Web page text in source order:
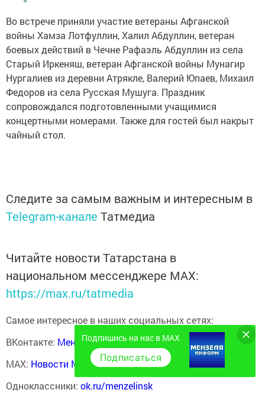
Во встрече приняли участие ветераны Афганской
войны Хамза Лотфуллин, Халил Абдуллин, ветеран
боевых действий в Чечне Рафаэль Абдуллин из села
Старый Иркеняш, ветеран Афганской войны Мунагир
Нургалиев из деревни Атрякле, Валерий Юпаев, Михаил
Федоров из села Русская Мушуга. Праздник
сопровождался подготовленными учащимися
концертными номерами. Также для гостей был накрыт
чайный стол.
Следите за самым важным и интересным в
Telegram-канале Татмедиа
Читайте новости Татарстана в
национальном мессенджере MАХ:
https://max.ru/tatmedia
Самое интересное в наших социальных сетях:
ВКонтакте: Мензелинск news - Мензеля-информ
MAX: Новости Мензелинска - Мензеля онлайн
Одноклассники: ok.ru/menzelinsk
Подпишись на нас в MAX
Подписаться